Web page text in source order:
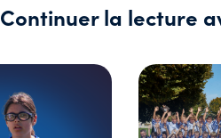
Continuer la lecture